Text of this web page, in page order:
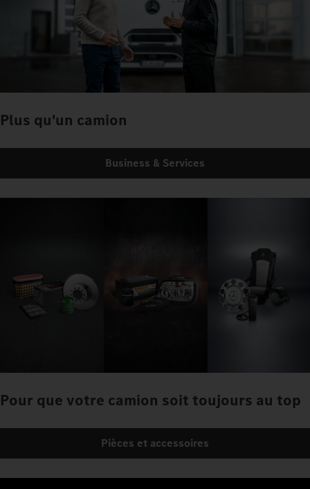
Plus qu'un camion
Business & Services
Pour que votre camion soit toujours au top
Pièces et accessoires